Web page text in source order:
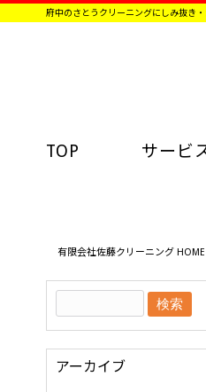
府中のさとうクリーニングにしみ抜き
TOP サービ
有限会社佐藤クリーニング HOME
アーカイブ